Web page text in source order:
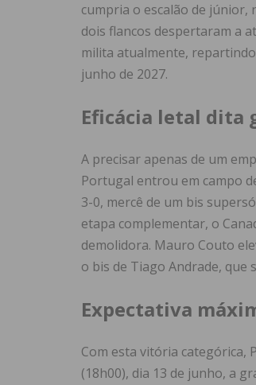
cumpria o escalão de júnior,
dois flancos despertaram a
milita atualmente,
junho de 2027.
Eficácia letal dita
A precisar apenas de um
Portugal entrou em campo
3-0, mercê de um bis
etapa complementar, o
demolidora. Mauro Couto
o bis de Tiago Andrade, que
Expectativa
Com esta vitória categórica,
(18h00), dia 13 de junho, a